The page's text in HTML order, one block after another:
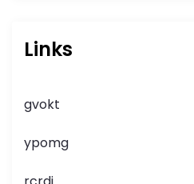
Links
gvokt
ypomg